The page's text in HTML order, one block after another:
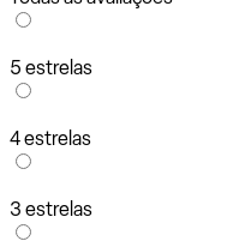
5 estrelas
4 estrelas
3 estrelas